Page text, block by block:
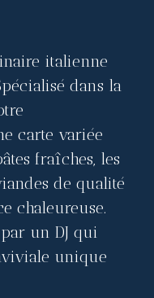
italienne
dans la
carte variée
fraîches, les
de qualité
chaleureuse.
un DJ qui
unique